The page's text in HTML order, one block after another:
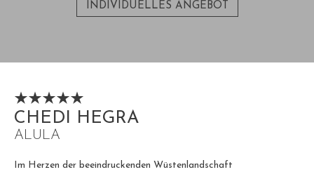
INDIVIDUELLES ANGEBOT
CHEDI HEGRA
ALULA
Im Herzen der beeindruckenden Wüstenlandschaft